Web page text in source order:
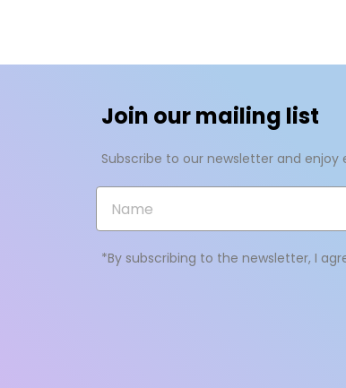
Join our mailing list
Subscribe to our newsletter and
*By subscribing to the newsletter, I